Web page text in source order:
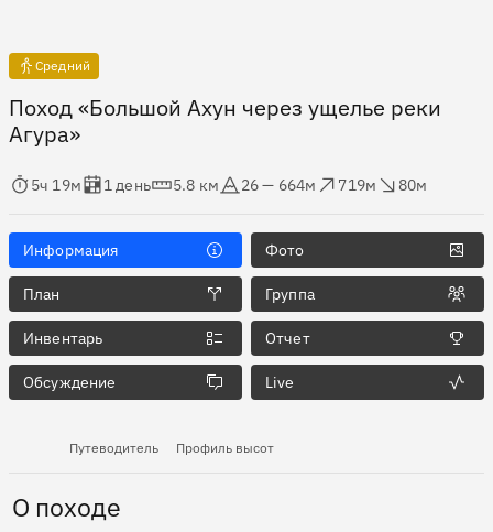
Средний
Поход «Большой Ахун через ущелье реки
Агура»
в пути
5ч 19м
Оценка в днях
1 день
5.8 км
26 — 664м
719м
80м
Информация Фото
План Группа
Инвентарь Отчет
Обсуждение Live
Путеводитель Профиль высот
О походе